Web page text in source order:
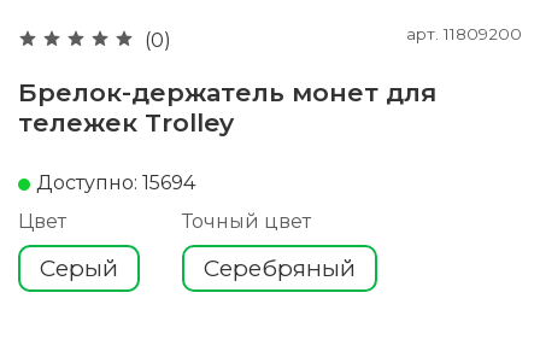
(0) арт.11809200
Брелок-держатель монет для
тележек Trolley
Доступно: 15694
Цвет
Серый
Точный цвет
Серебряный